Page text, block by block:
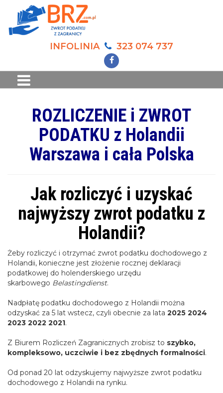
INFOLINIA 323 074 737
ROZLICZENIE i ZWROT
PODATKU z Holandii
Warszawa i cała Polska
Jak rozliczyć i uzyskać
najwyższy zwrot podatku z
Holandii?
Żeby rozliczyć i otrzymać zwrot podatku dochodowego z
Holandii, konieczne jest złożenie rocznej deklaracji
podatkowej do holenderskiego urzędu
skarbowego Belastingdienst.
Nadpłatę podatku dochodowego z Holandii można
odzyskać za 5 lat wstecz, czyli obecnie za lata 2025 2024
2023 2022 2021.
Z Biurem Rozliczeń Zagranicznych zrobisz to szybko,
kompleksowo, uczciwie i bez zbędnych formalności.
Od ponad 20 lat odzyskujemy najwyższe zwrot podatku
dochodowego z Holandii na rynku.